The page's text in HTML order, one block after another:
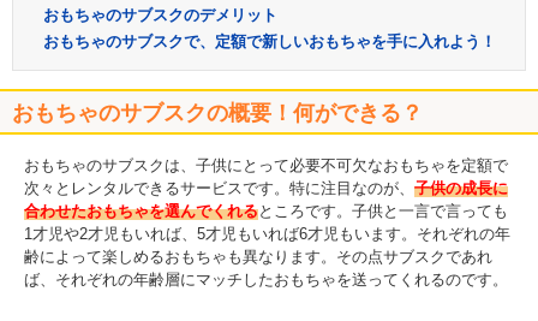
おもちゃのサブスクのデメリット
おもちゃのサブスクで、定額で新しいおもちゃを手に入れよう！
おもちゃのサブスクの概要！何ができる？
おもちゃのサブスクは、子供にとって必要不可欠なおもちゃを定額で
次々とレンタルできるサービスです。特に注目なのが、 子供の成長に
合わせたおもちゃを選んでくれるところです。子供と一言で言っても
1才児や2才児もいれば、5才児もいれば6才児もいます。それぞれの年
齢によって楽しめるおもちゃも異なります。その点サブスクであれ
ば、それぞれの年齢層にマッチしたおもちゃを送ってくれるのです。